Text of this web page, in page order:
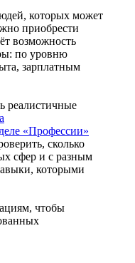
которых может
приобрести
возможность
по уровню
зарплатным
реалистичные
«Профессии»
сколько
сфер и с разным
которыми
чтобы